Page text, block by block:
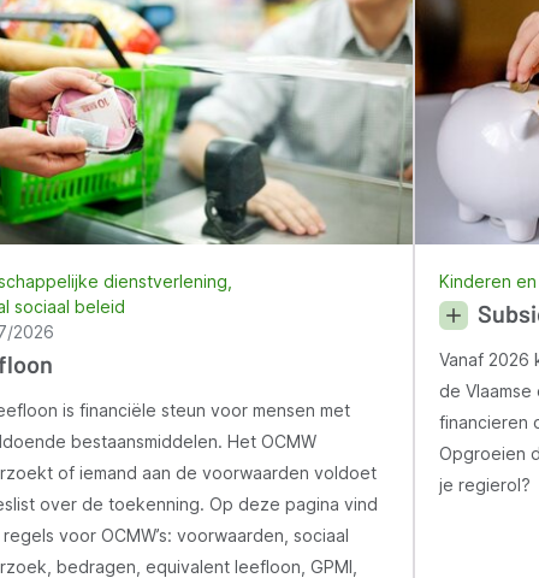
is financiële steun voor mensen met
bestaansmiddelen. Het OCMW
of iemand aan de voorwaarden voldoet
over de toekenning. Op deze pagina vind
voor OCMW’s: voorwaarden, sociaal
bedragen, equivalent leefloon, GPMI,
dienstverlening
sociaal beleid
2026
Vanaf 2026
de
financieren
Opgroeien
je regierol?
Kinderen